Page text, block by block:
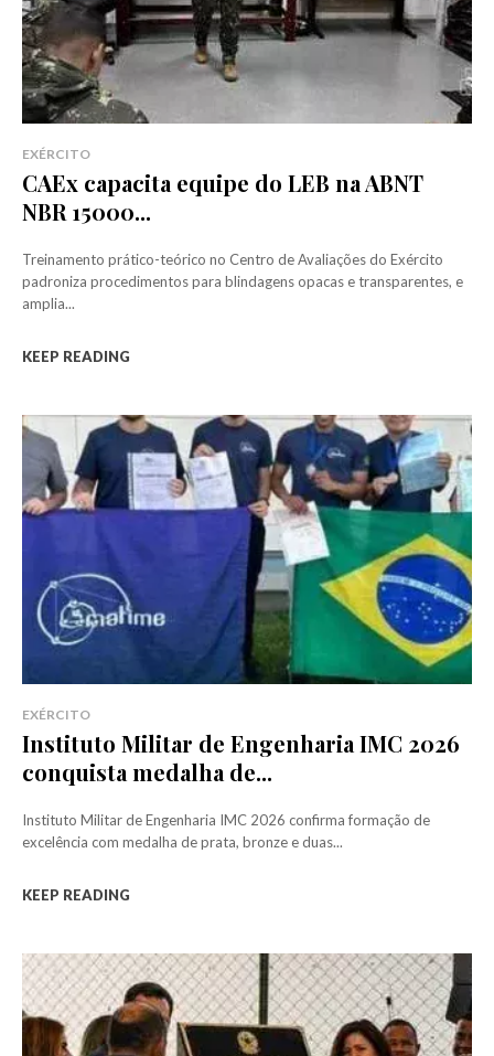
EXÉRCITO
CAEx capacita equipe do LEB na ABNT
NBR 15000...
Treinamento prático-teórico no Centro de Avaliações do Exército
padroniza procedimentos para blindagens opacas e transparentes, e
amplia...
KEEP READING
EXÉRCITO
Instituto Militar de Engenharia IMC 2026
conquista medalha de...
Instituto Militar de Engenharia IMC 2026 confirma formação de
excelência com medalha de prata, bronze e duas...
KEEP READING